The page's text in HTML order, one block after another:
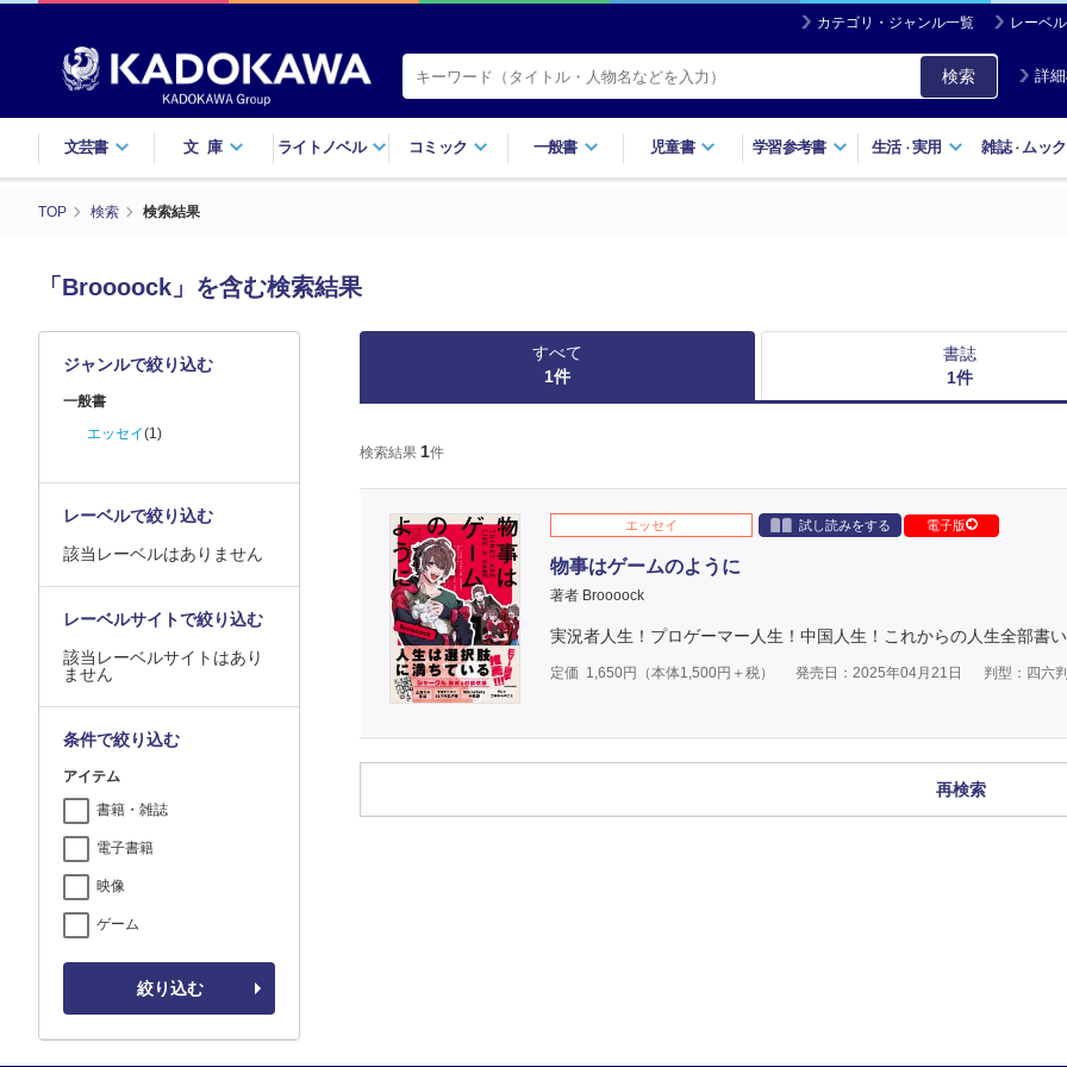
カテゴリ・ジャンル一覧 レーベ
検索 詳
文芸書 文庫 ライトノベル コミック 一般書 児童書 学習参考書 生活・実用 雑誌・ ムック
TOP 検索 検索結果
「Broooock」を含む検索結果
すべて
1件
書誌
1件
検索結果 1件
エッセイ 試し読みをする 電子版
物事はゲームのように
著者 Broooock
実況者人生！プロゲーマー人生！中国人生！これからの人生全部書
定価 1,650円（本体1,500円＋税） 発売日：2025年04月21日 判型：四六
再検索
ジャンルで絞り込む
一般書
エッセイ(1)
レーベルで絞り込む
該当レーベルはありません
レーベルサイトで絞り込む
該当レーベルサイトはあり
ません
条件で絞り込む
アイテム
書籍・雑誌
電子書籍
映像
ゲーム
絞り込む